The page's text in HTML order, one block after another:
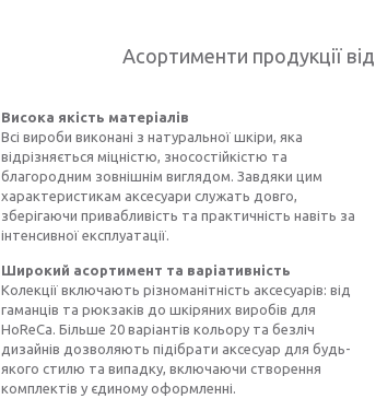
Асортименти продукції
Висока якість матеріалів
Всі вироби виконані з натуральної шкіри, яка
відрізняється міцністю, зносостійкістю та
благородним зовнішнім виглядом. Завдяки цим
характеристикам аксесуари служать довго,
зберігаючи привабливість та практичність навіть за
інтенсивної експлуатації.
Широкий асортимент та варіативність
Колекції включають різноманітність аксесуарів: від
гаманців та рюкзаків до шкіряних виробів для
HoReCa. Більше 20 варіантів кольору та безліч
дизайнів дозволяють підібрати аксесуар для будь-
якого стилю та випадку, включаючи створення
комплектів у єдиному оформленні.